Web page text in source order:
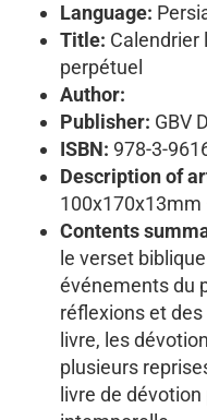
Language:
Title: Calendrier
perpétuel
Author:
Publisher: GBV
ISBN: 978-3-
Description of
100x170x13mm
Contents
le verset
événements du
réflexions et
livre, les
plusieurs
livre de